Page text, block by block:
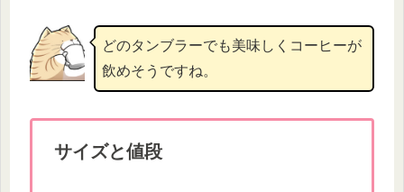
どのタンブラーでも美味しくコーヒーが
飲めそうですね。
サイズと値段